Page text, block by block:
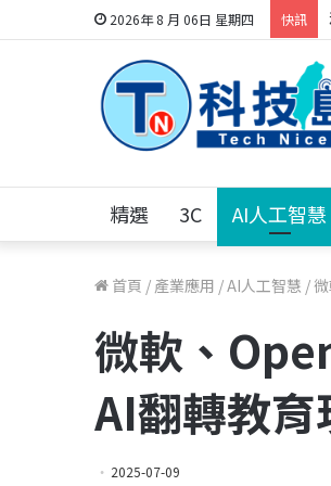
2026年 8 月 06日 星期四 快訊
精選 3C AI人工智慧
首頁 / 產業應用 /AI人工智慧 /
微軟、
AI翻轉教育
2025-07-09